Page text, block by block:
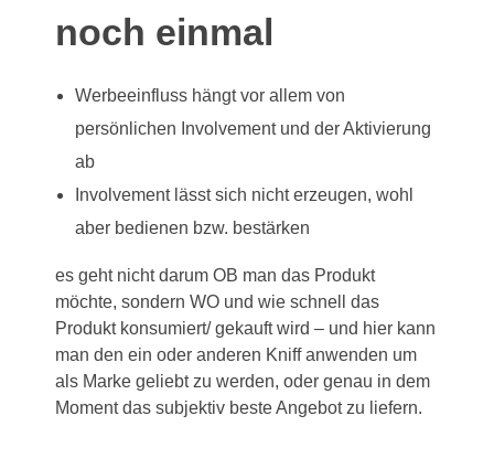
noch einmal
Werbeeinfluss hängt vor allem von
persönlichen Involvement und der Aktivierung
ab
Involvement lässt sich nicht erzeugen, wohl
aber bedienen bzw. bestärken
es geht nicht darum OB man das Produkt
möchte, sondern WO und wie schnell das
Produkt konsumiert/ gekauft wird – und hier kann
man den ein oder anderen Kniff anwenden um
als Marke geliebt zu werden, oder genau in dem
Moment das subjektiv beste Angebot zu liefern.